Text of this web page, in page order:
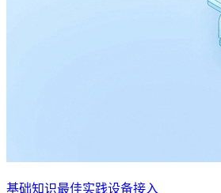
基础知识最佳实践设备接入